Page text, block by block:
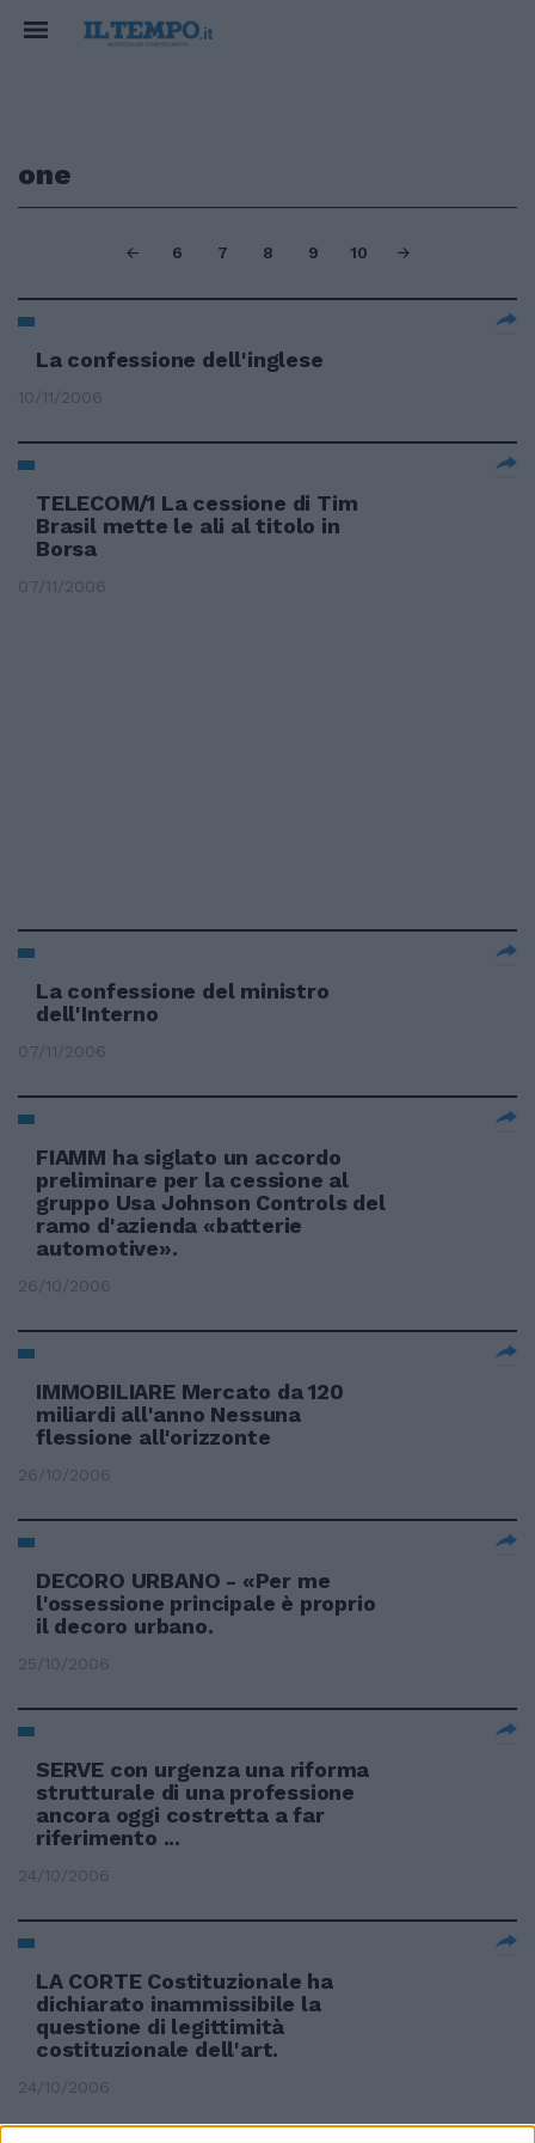
one
6 7 8 9 10
La confessione dell'inglese
10/11/2006
TELECOM/1 La cessione di Tim
Brasil mette le ali al titolo in
Borsa
07/11/2006
La confessione del ministro
dell'Interno
07/11/2006
FIAMM ha siglato un accordo
preliminare per la cessione al
gruppo Usa Johnson Controls del
ramo d'azienda «batterie
automotive».
26/10/2006
IMMOBILIARE Mercato da 120
miliardi all'anno Nessuna
flessione all'orizzonte
26/10/2006
DECORO URBANO - «Per me
l'ossessione principale è proprio
il decoro urbano.
25/10/2006
SERVE con urgenza una riforma
strutturale di una professione
ancora oggi costretta a far
riferimento ...
24/10/2006
LA CORTE Costituzionale ha
dichiarato inammissibile la
questione di legittimità
costituzionale dell'art.
24/10/2006